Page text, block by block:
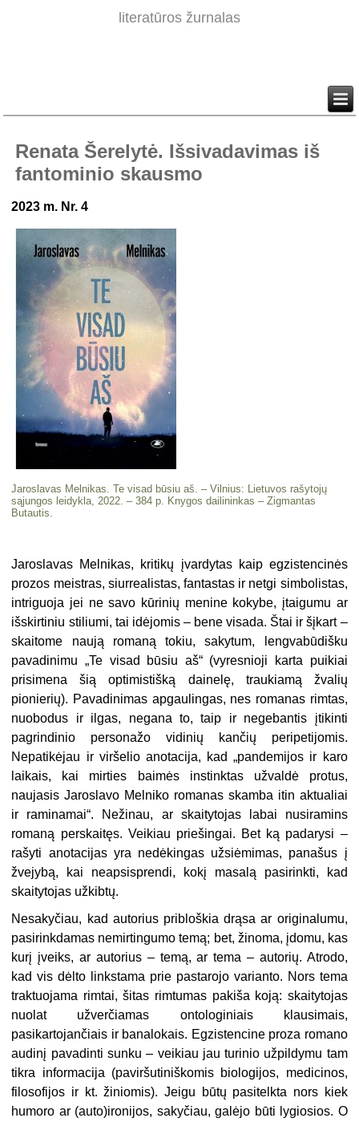
literatūros žurnalas
Renata Šerelytė. Išsivadavimas iš
fantominio skausmo
2023 m. Nr. 4
Jaroslavas Melnikas. Te visad būsiu aš. – Vilnius: Lietuvos rašytojų
sąjungos leidykla, 2022. – 384 p. Knygos dailininkas – Zigmantas
Butautis.
Jaroslavas Melnikas, kritikų įvardytas kaip egzistencinės
prozos meistras, siurrealistas, fantastas ir netgi simbolistas,
intriguoja jei ne savo kūrinių menine kokybe, įtaigumu ar
išskirtiniu stiliumi, tai idėjomis – bene visada. Štai ir šįkart –
skaitome naują romaną tokiu, sakytum, lengvabūdišku
pavadinimu „Te visad būsiu aš“ (vyresnioji karta puikiai
prisimena šią optimistišką dainelę, traukiamą žvalių
pionierių). Pavadinimas apgaulingas, nes romanas rimtas,
nuobodus ir ilgas, negana to, taip ir negebantis įtikinti
pagrindinio personažo vidinių kančių peripetijomis.
Nepatikėjau ir viršelio anotacija, kad „pandemijos ir karo
laikais, kai mirties baimės instinktas užvaldė protus,
naujasis Jaroslavo Melniko romanas skamba itin aktualiai
ir raminamai“. Nežinau, ar skaitytojas labai nusiramins
romaną perskaitęs. Veikiau priešingai. Bet ką padarysi –
rašyti anotacijas yra nedėkingas užsiėmimas, panašus į
žvejybą, kai neapsisprendi, kokį masalą pasirinkti, kad
skaitytojas užkibtų.
Nesakyčiau, kad autorius pribloškia drąsa ar originalumu,
pasirinkdamas nemirtingumo temą; bet, žinoma, įdomu, kas
kurį įveiks, ar autorius – temą, ar tema – autorių. Atrodo,
kad vis dėlto linkstama prie pastarojo varianto. Nors tema
traktuojama rimtai, šitas rimtumas pakiša koją: skaitytojas
nuolat užverčiamas ontologiniais klausimais,
pasikartojančiais ir banalokais. Egzistencine proza romano
audinį pavadinti sunku – veikiau jau turinio užpildymu tam
tikra informacija (paviršutiniškomis biologijos, medicinos,
filosofijos ir kt. žiniomis). Jeigu būtų pasitelkta nors kiek
humoro ar (auto)ironijos, sakyčiau, galėjo būti lygiosios. O